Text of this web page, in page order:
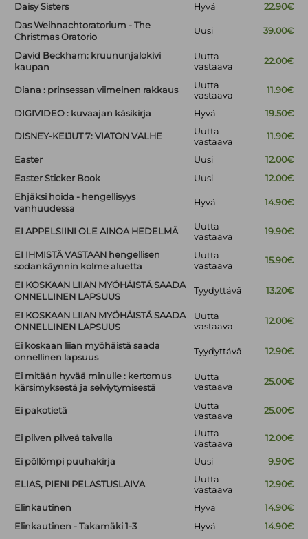
Daisy Sisters
Hyvä
22.90€
Das Weihnachtoratorium - The
Christmas Oratorio
Uusi 39.00€
David Beckham: kruununjalokivi
kaupan
Uutta
vastaava
22.00€
Diana : prinsessan viimeinen rakkaus
Uutta
vastaava
11.90€
DIGIVIDEO : kuvaajan käsikirja Hyvä 19.50€
DISNEY-KEIJUT 7: VIATON VALHE
Uutta
vastaava
11.90€
Easter Uusi
12.00€
Easter Sticker Book
Uusi
12.00€
Ehjäksi hoida - hengellisyys
vanhuudessa
Hyvä 14.90€
EI APPELSIINI OLE AINOA HEDELMÄ
Uutta
vastaava
19.90€
EI IHMISTÄ VASTAAN hengellisen
sodankäynnin kolme aluetta
Uutta
vastaava
15.90€
EI KOSKAAN LIIAN MYÖHÄISTÄ SAADA
ONNELLINEN LAPSUUS
Tyydyttävä 13.20€
EI KOSKAAN LIIAN MYÖHÄISTÄ SAADA
ONNELLINEN LAPSUUS
Uutta
vastaava
12.00€
Ei koskaan liian myöhäistä saada
onnellinen lapsuus
Tyydyttävä 12.90€
Ei mitään hyvää minulle : kertomus
kärsimyksestä ja selviytymisestä
Uutta
vastaava
25.00€
Ei pakotietä
Uutta
vastaava
25.00€
Ei pilven pilveä taivalla
Uutta
vastaava
12.00€
Ei pöllömpi puuhakirja Uusi 9.90€
ELIAS, PIENI PELASTUSLAIVA
Uutta
vastaava
12.90€
Elinkautinen Hyvä
14.90€
Elinkautinen - Takamäki 1-3
Hyvä
14.90€